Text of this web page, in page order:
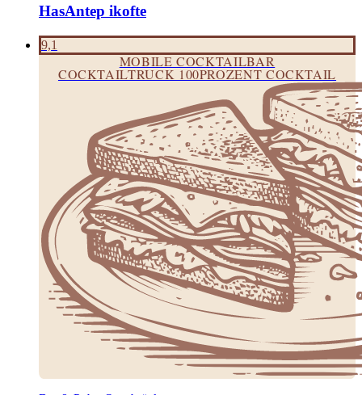
HasAntep ikofte
9,1
MOBILE COCKTAILBAR
COCKTAILTRUCK 100PROZENT COCKTAIL